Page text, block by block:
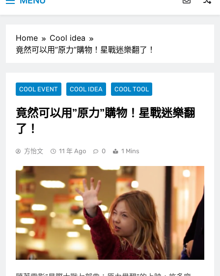
Home
Cool idea
竟然可以用”原力”購物！星戰迷樂翻了！
COOL EVENT COOL IDEA COOL TOOL
竟然可以用”原力”購物！星戰迷樂翻
了！
方怡文 11 年 Ago 0 1 Mins